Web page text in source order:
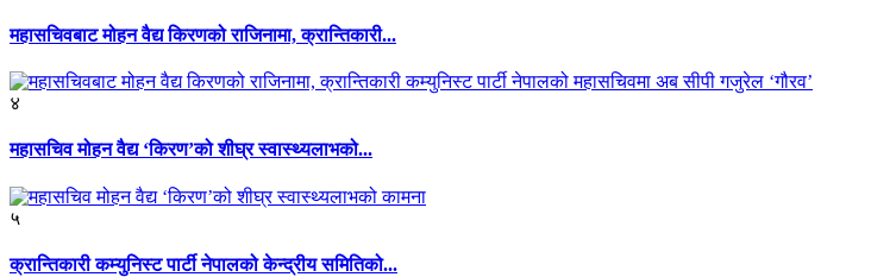
महासचिवबाट मोहन वैद्य किरणको राजिनामा, क्रान्तिकारी...
४
महासचिव मोहन वैद्य ‘किरण’को शीघ्र स्वास्थ्यलाभको...
५
क्रान्तिकारी कम्युनिस्ट पार्टी नेपालको केन्द्रीय समितिको...